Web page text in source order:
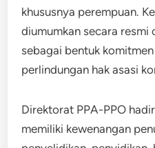
khususnya perempuan.
diumumkan secara resmi
sebagai bentuk
perlindungan hak asasi
Direktorat PPA-PPO
memiliki kewenangan